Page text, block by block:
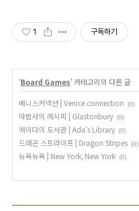
1 구독하기
'Board Games' 카테고리의 다른 글
베니스커넥션 | Venice connection (0)
마법사의 레시피 | Glastonbury (0)
에이다의 도서관 | Ada's Library (0)
드래곤 스트라이프 | Dragon Stripes (0)
뉴욕뉴욕 | New York, New York (0)